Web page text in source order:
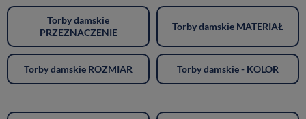
Torby damskie
PRZEZNACZENIE
Torby damskie MATERIAŁ
Torby damskie ROZMIAR Torby damskie - KOLOR